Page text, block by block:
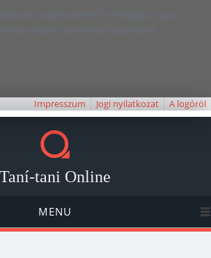
böngészésével Ön elfogadja, hogy a
céljából cookie-kat használunk.
Impresszum Jogi nyilatkozat A logóról
Taní-tani Online
MENU